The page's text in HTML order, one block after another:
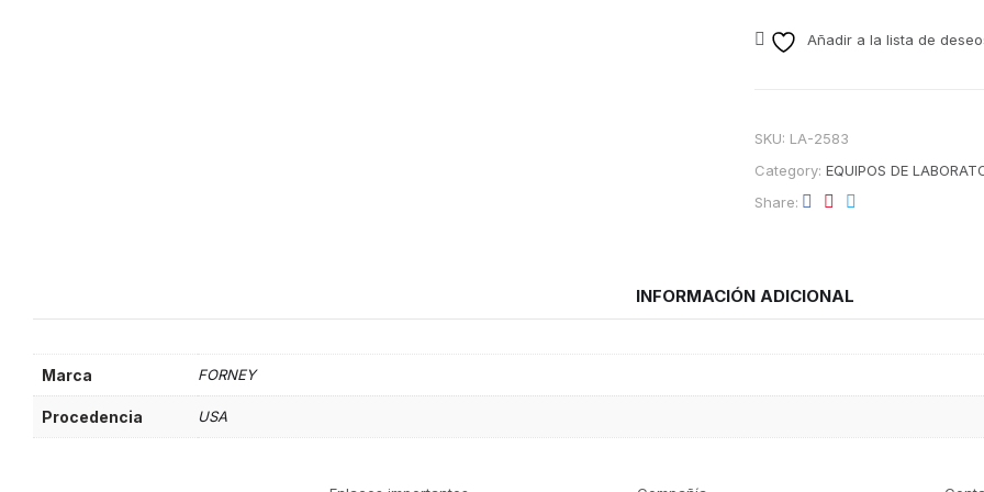
Añadir a la lista de
SKU: LA-2583
Category: EQUIPOS DE
Share
INFORMACIÓN ADICIONAL
Marca FORNEY
Procedencia USA